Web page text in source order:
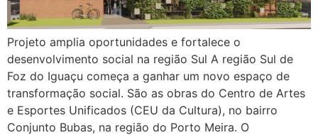
Projeto amplia oportunidades e fortalece o
desenvolvimento social na região Sul A região Sul de
Foz do Iguaçu começa a ganhar um novo espaço de
transformação social. São as obras do Centro de Artes
e Esportes Unificados (CEU da Cultura), no bairro
Conjunto Bubas, na região do Porto Meira. O